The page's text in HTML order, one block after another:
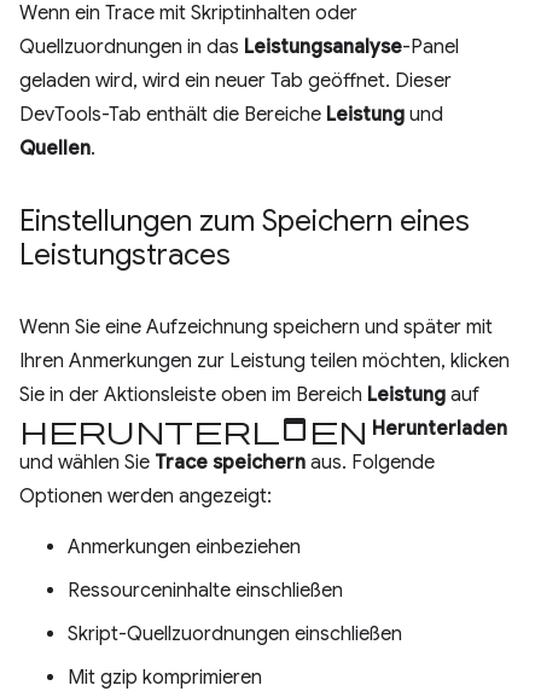
Wenn ein Trace mit Skriptinhalten oder
Quellzuordnungen in das Leistungsanalyse-Panel
geladen wird, wird ein neuer Tab geöffnet. Dieser
DevTools-Tab enthält die Bereiche Leistung und
Quellen.
Einstellungen zum Speichern eines
Leistungstraces
Wenn Sie eine Aufzeichnung speichern und später mit
Ihren Anmerkungen zur Leistung teilen möchten, klicken
Sie in der Aktionsleiste oben im Bereich Leistung auf
Herunterladen Herunterladen
und wählen Sie Trace speichern aus. Folgende
Optionen werden angezeigt:
Anmerkungen einbeziehen
Ressourceninhalte einschließen
Skript-Quellzuordnungen einschließen
Mit gzip komprimieren